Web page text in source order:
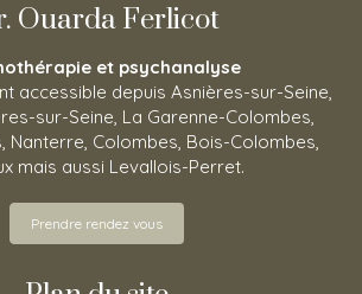
Ouarda Ferlicot
et psychanalyse
accessible depuis Asnières-sur-Seine,
sur-Seine, La Garenne-Colombes,
Nanterre, Colombes, Bois-Colombes,
mais aussi Levallois-Perret.
Prendre rendez vous